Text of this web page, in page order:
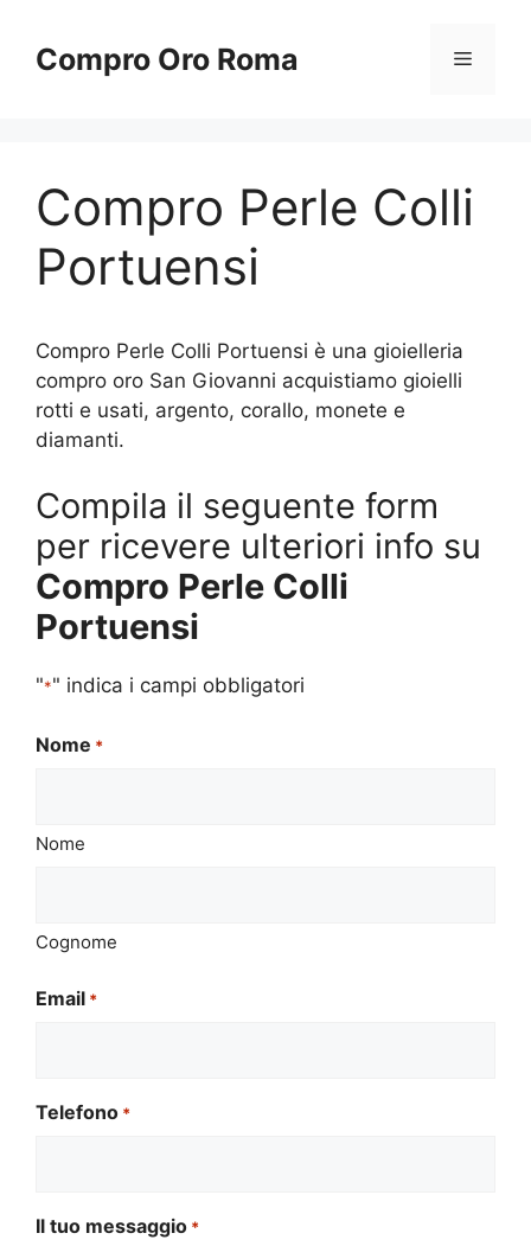
contenuto
Compro Oro Roma Menu
Compro Perle Colli
Portuensi
Compro Perle Colli Portuensi è una gioielleria
compro oro San Giovanni acquistiamo gioielli
rotti e usati, argento, corallo, monete e
diamanti.
Compila il seguente form
per ricevere ulteriori info su
Compro Perle Colli
Portuensi
"*" indica i campi obbligatori
Nome *
Nome
Cognome
Email *
Telefono *
Il tuo messaggio *